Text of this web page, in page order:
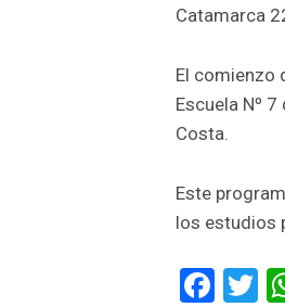
Catamarca
El comienzo
Escuela Nº
Costa.
Este
los estudios